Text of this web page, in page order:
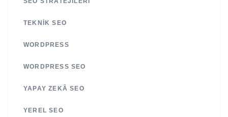
TEKNIK SEO
WORDPRESS
WORDPRESS SEO
YAPAY ZEKÂ SEO
YEREL SEO